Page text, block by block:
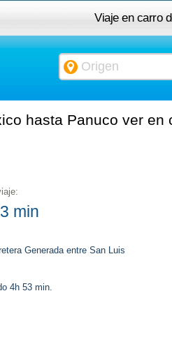
Viaje en carro
hasta Panuco ver
min
Generada entre San Luis
4h 53 min.